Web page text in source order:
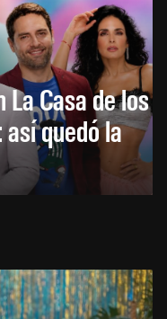
La Casa de los
quedó la